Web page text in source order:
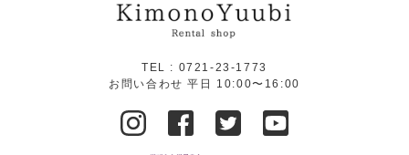
TEL : 0721-23-1773
お問い合わせ 平日 10:00〜16:00